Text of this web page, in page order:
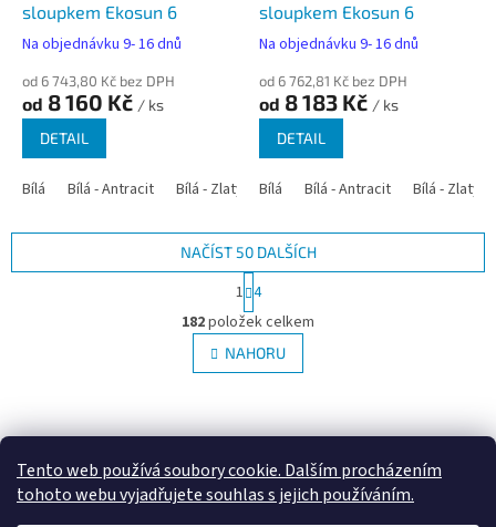
Tento web používá soubory cookie. Dalším procházením
tohoto webu vyjadřujete souhlas s jejich používáním.
sloupkem Ekosun 6
Na objednávku 9- 16 dnů
od 6 743,80 Kč bez DPH
od 8 160 Kč / ks
DETAIL
Bílá Bílá - Antracit Bílá - Zlatý dub Bílá - Tmavý dub Bílá -
sloupkem Ekosun 6
Na objednávku 9- 16 dnů
od 6 762,81 Kč bez DPH
od 8 183 Kč / ks
DETAIL
Bílá Bílá - Antracit Bílá - Zlatý
O
v
l
á
c
p
r
v
NAČÍST 50 DALŠÍCH
t
r
á
n
k
á
í
1 4
182položek celkem
NAHORU
á